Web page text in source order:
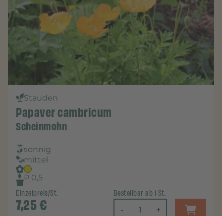
Stauden
Papaver cambricum
Scheinmohn
sonnig
mittel
P 0,5
Einzelpreis/St.
7,25€
Bestellbar ab 1 St.
- +